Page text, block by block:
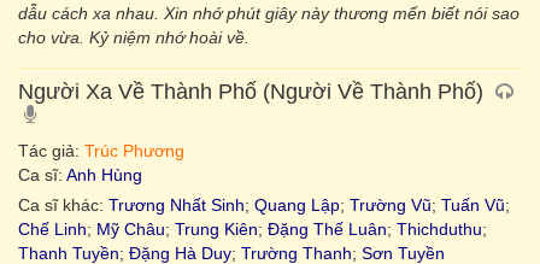
dẫu cách xa nhau. Xin nhớ phút giây này thương mến biết nói sao
cho vừa. Kỷ niệm nhớ hoài về.
Người Xa Về Thành Phố (Người Về Thành Phố)
Tác giả: Trúc Phương
Ca sĩ: Anh Hùng
Ca sĩ khác: Trương Nhất Sinh; Quang Lập; Trường Vũ; Tuấn Vũ;
Chế Linh; Mỹ Châu; Trung Kiên; Đặng Thế Luân; Thichduthu;
Thanh Tuyền; Đặng Hà Duy; Trường Thanh; Sơn Tuyền